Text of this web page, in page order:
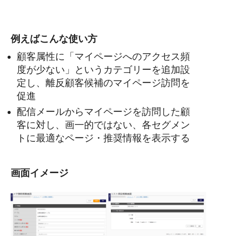
例えばこんな使い方
顧客属性に「マイページへのアクセス頻
度が少ない」というカテゴリーを追加設
定し、離反顧客候補のマイページ訪問を
促進
配信メールからマイページを訪問した顧
客に対し、画一的ではない、各セグメン
トに最適なページ・推奨情報を表示する
画面イメージ